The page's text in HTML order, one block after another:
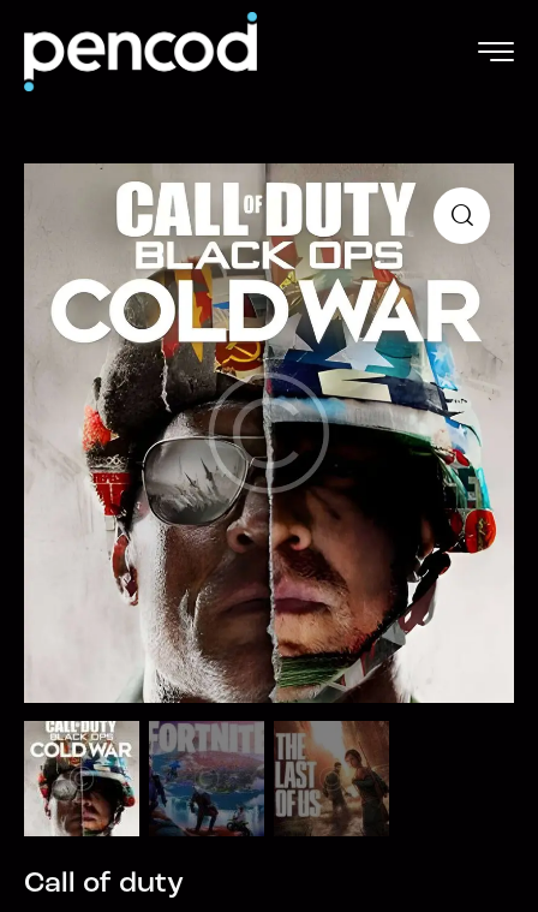
Call of duty